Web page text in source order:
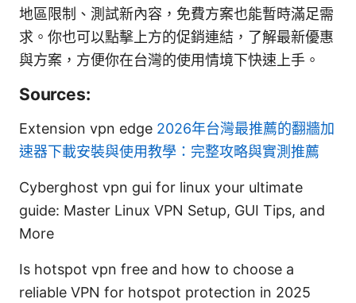
地區限制、測試新內容，免費方案也能暫時滿足需
求。你也可以點擊上方的促銷連結，了解最新優惠
與方案，方便你在台灣的使用情境下快速上手。
Sources:
Extension vpn edge 2026年台灣最推薦的翻牆加
速器下載安裝與使用教學：完整攻略與實測推薦
Cyberghost vpn gui for linux your ultimate
guide: Master Linux VPN Setup, GUI Tips, and
More
Is hotspot vpn free and how to choose a
reliable VPN for hotspot protection in 2025